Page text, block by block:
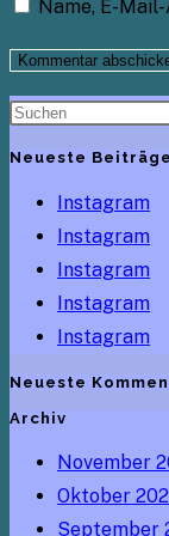
Benutzernamen
zum
ein
Mail-
Adresse
Kommentieren
ein
Website-
URL
(optional)
Name, E-
Neueste Beiträge
Instagram
Instagram
Instagram
Instagram
Instagram
Neueste
Archiv
November
Oktober
September